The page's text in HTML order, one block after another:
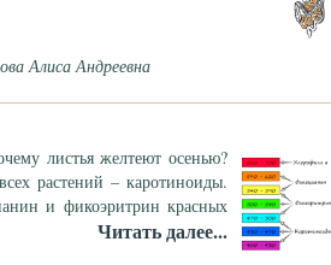
Алиса Андреевна
листья желтеют осенью?
растений – каротиноиды.
и фикоэритрин красных
Читать далее...